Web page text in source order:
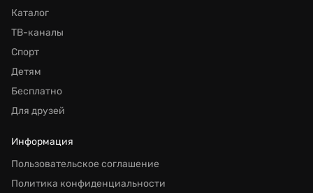
Каталог
ТВ-каналы
Спорт
Детям
Бесплатно
Для друзей
Информация
Пользовательское соглашение
Политика конфиденциальности